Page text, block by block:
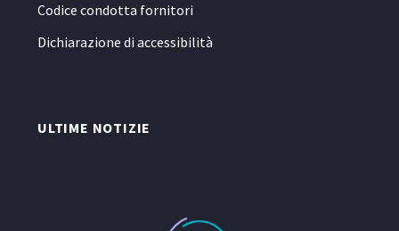
Codice condotta fornitori
Dichiarazione di accessibilità
ULTIME NOTIZIE